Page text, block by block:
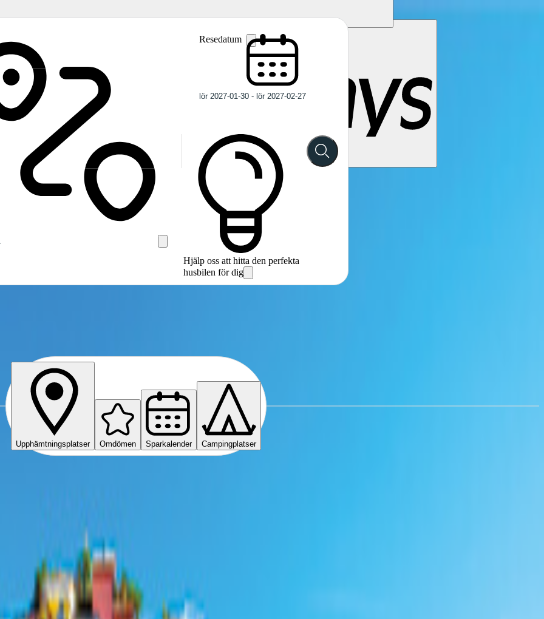
Resedatum
Hjälp oss att hitta den perfekta
husbilen för dig
Upphämtningsplatser Omdömen Sparkalender Campingplatser